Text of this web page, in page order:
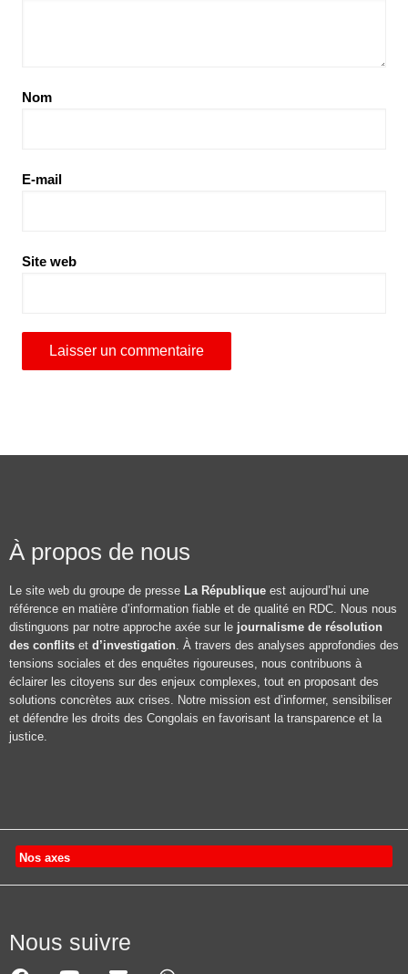
Nom
E-mail
Site web
À propos de nous
Le site web du groupe de presse La République est aujourd’hui une
référence en matière d’information fiable et de qualité en RDC. Nous nous
distinguons par notre approche axée sur le journalisme de résolution
des conflits et d’investigation. À travers des analyses approfondies des
tensions sociales et des enquêtes rigoureuses, nous contribuons à
éclairer les citoyens sur des enjeux complexes, tout en proposant des
solutions concrètes aux crises. Notre mission est d’informer, sensibiliser
et défendre les droits des Congolais en favorisant la transparence et la
justice.
Nos axes
Nous suivre